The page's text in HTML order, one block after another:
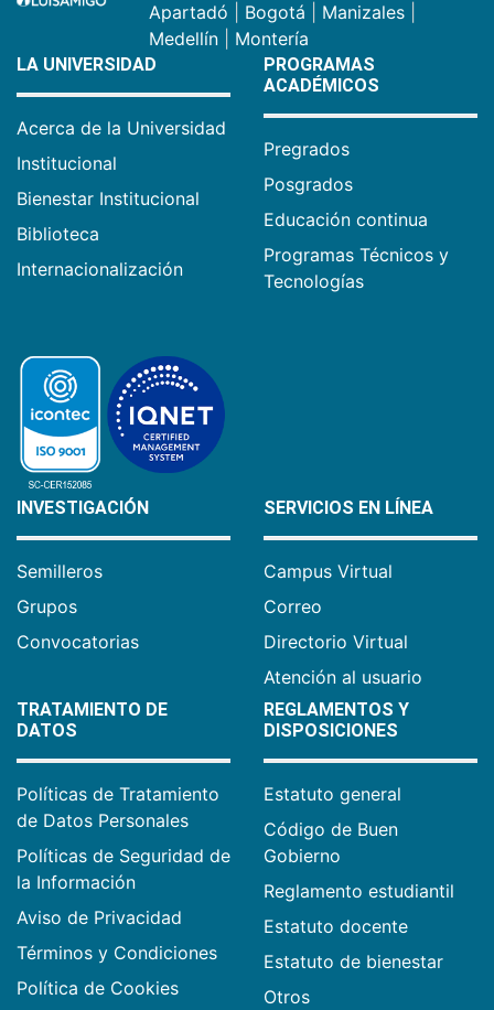
Apartadó Bogotá Manizales
Medellín
Montería
LA UNIVERSIDAD
Acerca de la Universidad
Institucional
Bienestar Institucional
Biblioteca
Internacionalización
PROGRAMAS
ACADÉMICOS
Pregrados
Posgrados
Educación continua
Programas Técnicos y
Tecnologías
INVESTIGACIÓN
Semilleros
Grupos
Convocatorias
SERVICIOS EN LÍNEA
Campus Virtual
Correo
Directorio Virtual
Atención al usuario
TRATAMIENTO DE
DATOS
Políticas de Tratamiento
de Datos Personales
Políticas de Seguridad de
la Información
Aviso de Privacidad
Términos y Condiciones
Política de Cookies
REGLAMENTOS Y
DISPOSICIONES
Estatuto general
Código de Buen
Gobierno
Reglamento estudiantil
Estatuto docente
Estatuto de bienestar
Otros